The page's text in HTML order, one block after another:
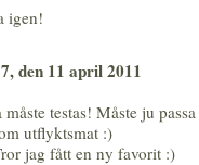
igen!
den 11 april 2011
testas! Måste ju
utflyktsmat :)
jag fått en ny favorit :)